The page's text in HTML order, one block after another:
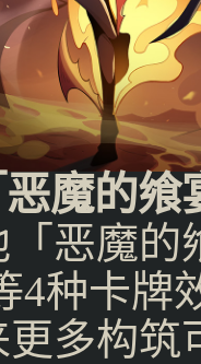
魔的飨
恶魔的
4种卡
多构